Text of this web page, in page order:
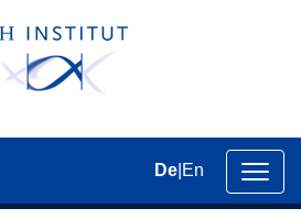
De En